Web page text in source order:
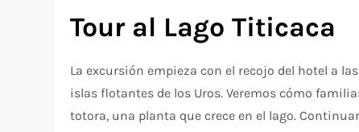
Tour al Lago Titicaca
La excursión empieza con el recojo del hotel a
islas flotantes de los Uros. Veremos cómo
totora, una planta que crece en el lago.